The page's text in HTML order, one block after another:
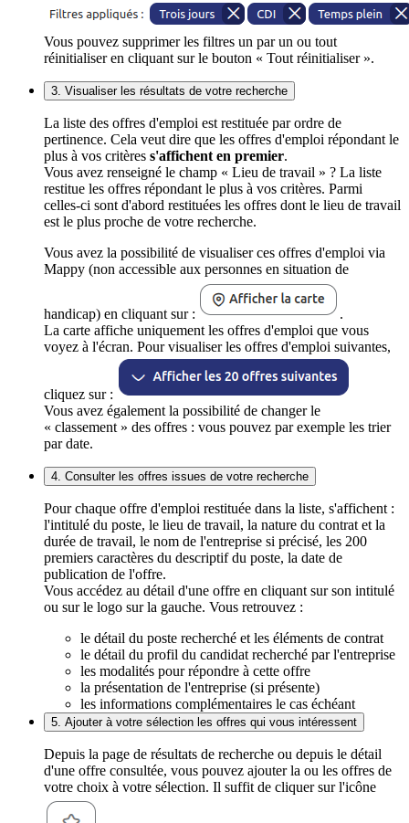
Vous pouvez supprimer les filtres un par un ou tout
réinitialiser en cliquant sur le bouton « Tout réinitialiser ».
3. Visualiser les résultats de votre recherche
La liste des offres d'emploi est restituée par ordre de
pertinence. Cela veut dire que les offres d'emploi répondant le
plus à vos critères s'affichent en premier.
Vous avez renseigné le champ « Lieu de travail » ? La liste
restitue les offres répondant le plus à vos critères. Parmi
celles-ci sont d'abord restituées les offres dont le lieu de travail
est le plus proche de votre recherche.
Vous avez la possibilité de visualiser ces offres d'emploi via
Mappy (non accessible aux personnes en situation de
handicap) en cliquant sur :
.
La carte affiche uniquement les offres d'emploi que vous
voyez à l'écran. Pour visualiser les offres d'emploi suivantes,
cliquez sur :
Vous avez également la possibilité de changer le
« classement » des offres : vous pouvez par exemple les trier
par date.
4. Consulter les offres issues de votre recherche
Pour chaque offre d'emploi restituée dans la liste, s'affichent :
l'intitulé du poste, le lieu de travail, la nature du contrat et la
durée de travail, le nom de l'entreprise si précisé, les 200
premiers caractères du descriptif du poste, la date de
publication de l'offre.
Vous accédez au détail d'une offre en cliquant sur son intitulé
ou sur le logo sur la gauche. Vous retrouvez :
le détail du poste recherché et les éléments de contrat
le détail du profil du candidat recherché par l'entreprise
les modalités pour répondre à cette offre
la présentation de l'entreprise (si présente)
les informations complémentaires le cas échéant
5. Ajouter à votre sélection les offres qui vous intéressent
Depuis la page de résultats de recherche ou depuis le détail
d'une offre consultée, vous pouvez ajouter la ou les offres de
votre choix à votre sélection. Il suffit de cliquer sur l'icône